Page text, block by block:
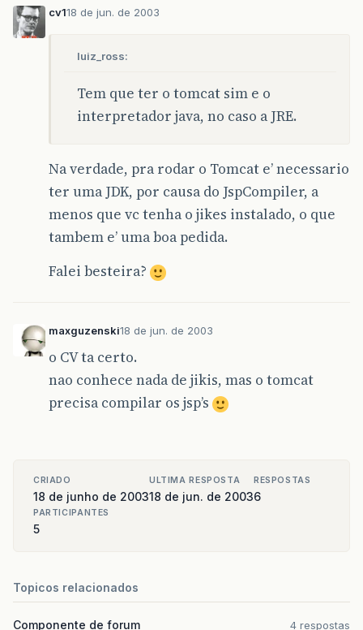
cv118 de jun. de 2003
luiz_ross:
Tem que ter o tomcat sim e o
interpretador java, no caso a JRE.
Na verdade, pra rodar o Tomcat e’ necessario
ter uma JDK, por causa do JspCompiler, a
menos que vc tenha o jikes instalado, o que
tambem e’ uma boa pedida.
Falei besteira?
maxguzenski18 de jun. de 2003
o CV ta certo.
nao conhece nada de jikis, mas o tomcat
precisa compilar os jsp’s
CRIADO
18 de junho de 2003
ULTIMA RESPOSTA
18 de jun. de 2003
RESPOSTAS
6
PARTICIPANTES
5
Topicos relacionados
Componente de forum 4 respostas